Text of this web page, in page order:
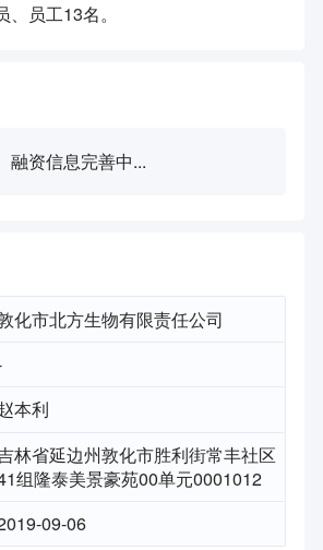
员工13名。
融资信息完善中...
化市北方生物有限责任公司
本利
林省延边州敦化市胜利街常丰社区
组隆泰美景豪苑00单元0001012
09-06